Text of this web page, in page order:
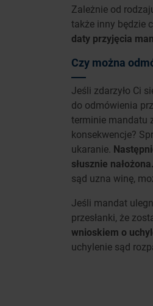
Zależnie od
także inny będzie
daty przyjęcia
Czy można
Jeśli zdarzyło Ci
do odmówienia
terminie mandatu
konsekwencje?
ukaranie.
słusznie nałożona.
sąd uzna winę,
Jeśli mandat
przesłanki, że
wnioskiem o
uchylenie sąd